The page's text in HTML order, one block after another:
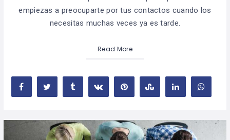
empiezas a preocuparte por tus contactos cuando los
necesitas muchas veces ya es tarde.
Read More